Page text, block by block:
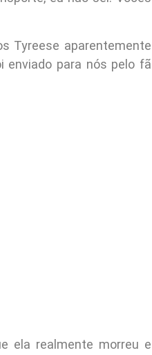
Tyreese aparentemente
enviado para nós pelo fã
ela realmente morreu e